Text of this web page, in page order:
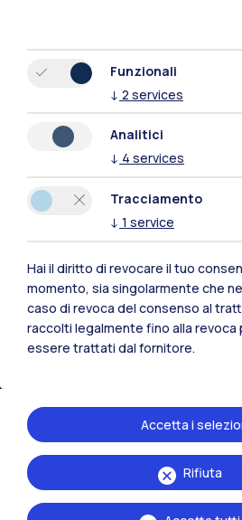
Xi'an
Naviga il sito
Contattaci
Politecnico di Milano, Piazza Leonardo da
04376620151 - C.F. 80057930150
Funzionali
↓ 2 services
Analitici
↓ 4 services
Tracciamento
↓ 1 service
Hai il diritto di revocare il tuo
momento, sia singolarmente che
caso di revoca del consenso al
raccolti legalmente fino alla revoca
essere trattati dal fornitore.
Rifiuta
Accetta i